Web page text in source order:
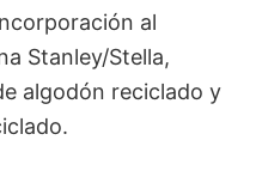
al
Stanley/Stella,
algodón reciclado y